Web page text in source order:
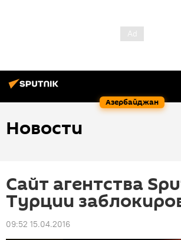
Азербайджан
Новости
Сайт агентства
Турции
09:52 15.04.2016